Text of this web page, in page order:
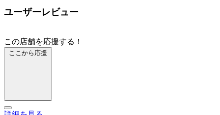
ユーザーレビュー
この店舗を応援する！
ここから応援